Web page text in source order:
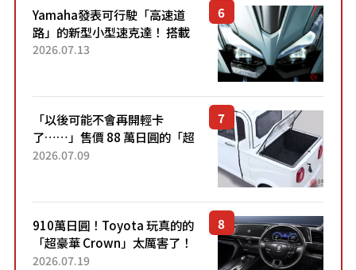
Yamaha發表可行駛「高速道
路」的新型小型速克達！ 搭載
能享受超強勁「渦輪感」的動
2026.07.13
「以後可能不會再開輕卡
了……」售價 88 萬日圓的「超
迷你輕型貨車」引發兩極評
了！...
2026.07.09
910萬日圓！Toyota 玩真的的
「超豪華 Crown」太厲害了！
採用由「匠人技藝」打造的
2026.07.19